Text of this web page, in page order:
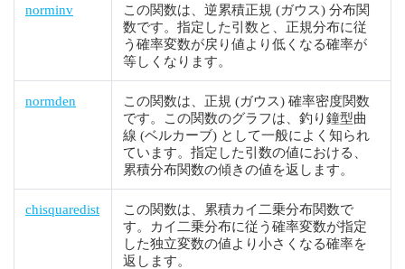
norminv
この関数は、逆累積正規 (ガウス) 分布関
数です。指定した引数と、正規分布に従
う確率変数が戻り値より低くなる確率が
等しくなります。
normden
この関数は、正規 (ガウス) 確率密度関数
です。この関数のグラフは、釣り鐘型曲
線 (ベルカーブ) として一般によく知られ
ています。指定した引数の値における、
累積分布関数の傾きの値を返します。
chisquaredist
この関数は、累積カイ二乗分布関数で
す。カイ二乗分布に従う確率変数が指定
した独立変数の値より小さくなる確率を
返します。